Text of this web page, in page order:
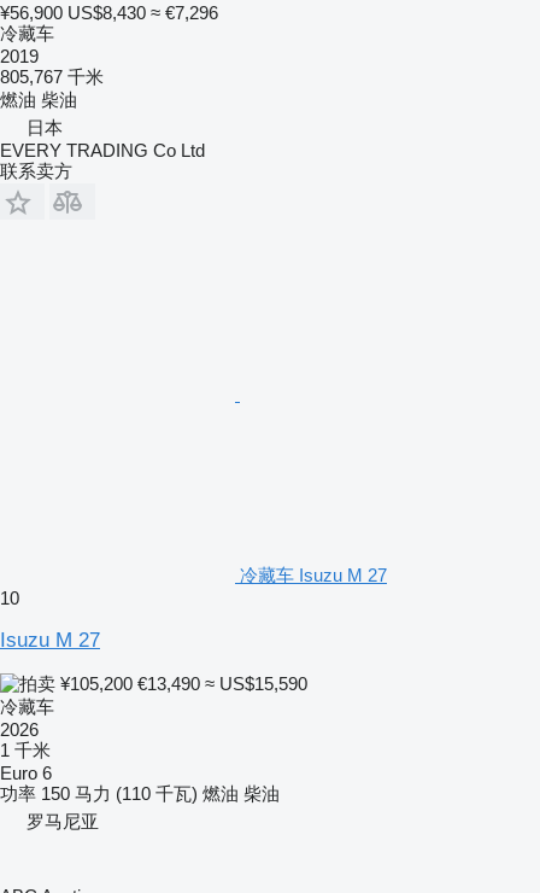
¥56,900 US$8,430 ≈ €7,296
冷藏车
2019
805,767 千米
燃油 柴油
日本
EVERY TRADING Co Ltd
联系卖方
冷藏车 Isuzu M 27
10
Isuzu M 27
¥105,200 €13,490 ≈ US$15,590
冷藏车
2026
1 千米
Euro 6
功率 150 马力 (110 千瓦) 燃油 柴油
罗马尼亚